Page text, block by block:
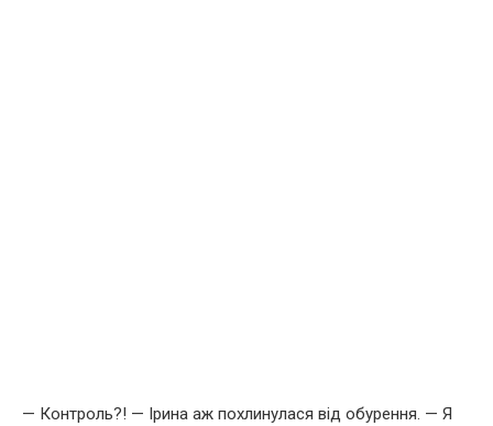
— Контроль?! — Ірина аж похлинулася від обурення. — Я